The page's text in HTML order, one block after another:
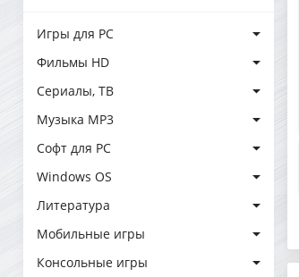
Игры для PC
Фильмы HD
Сериалы, ТВ
Музыка MP3
Софт для PC
Windows OS
Литература
Мобильные игры
Консольные игры